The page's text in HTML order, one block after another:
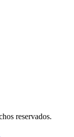
reservados.